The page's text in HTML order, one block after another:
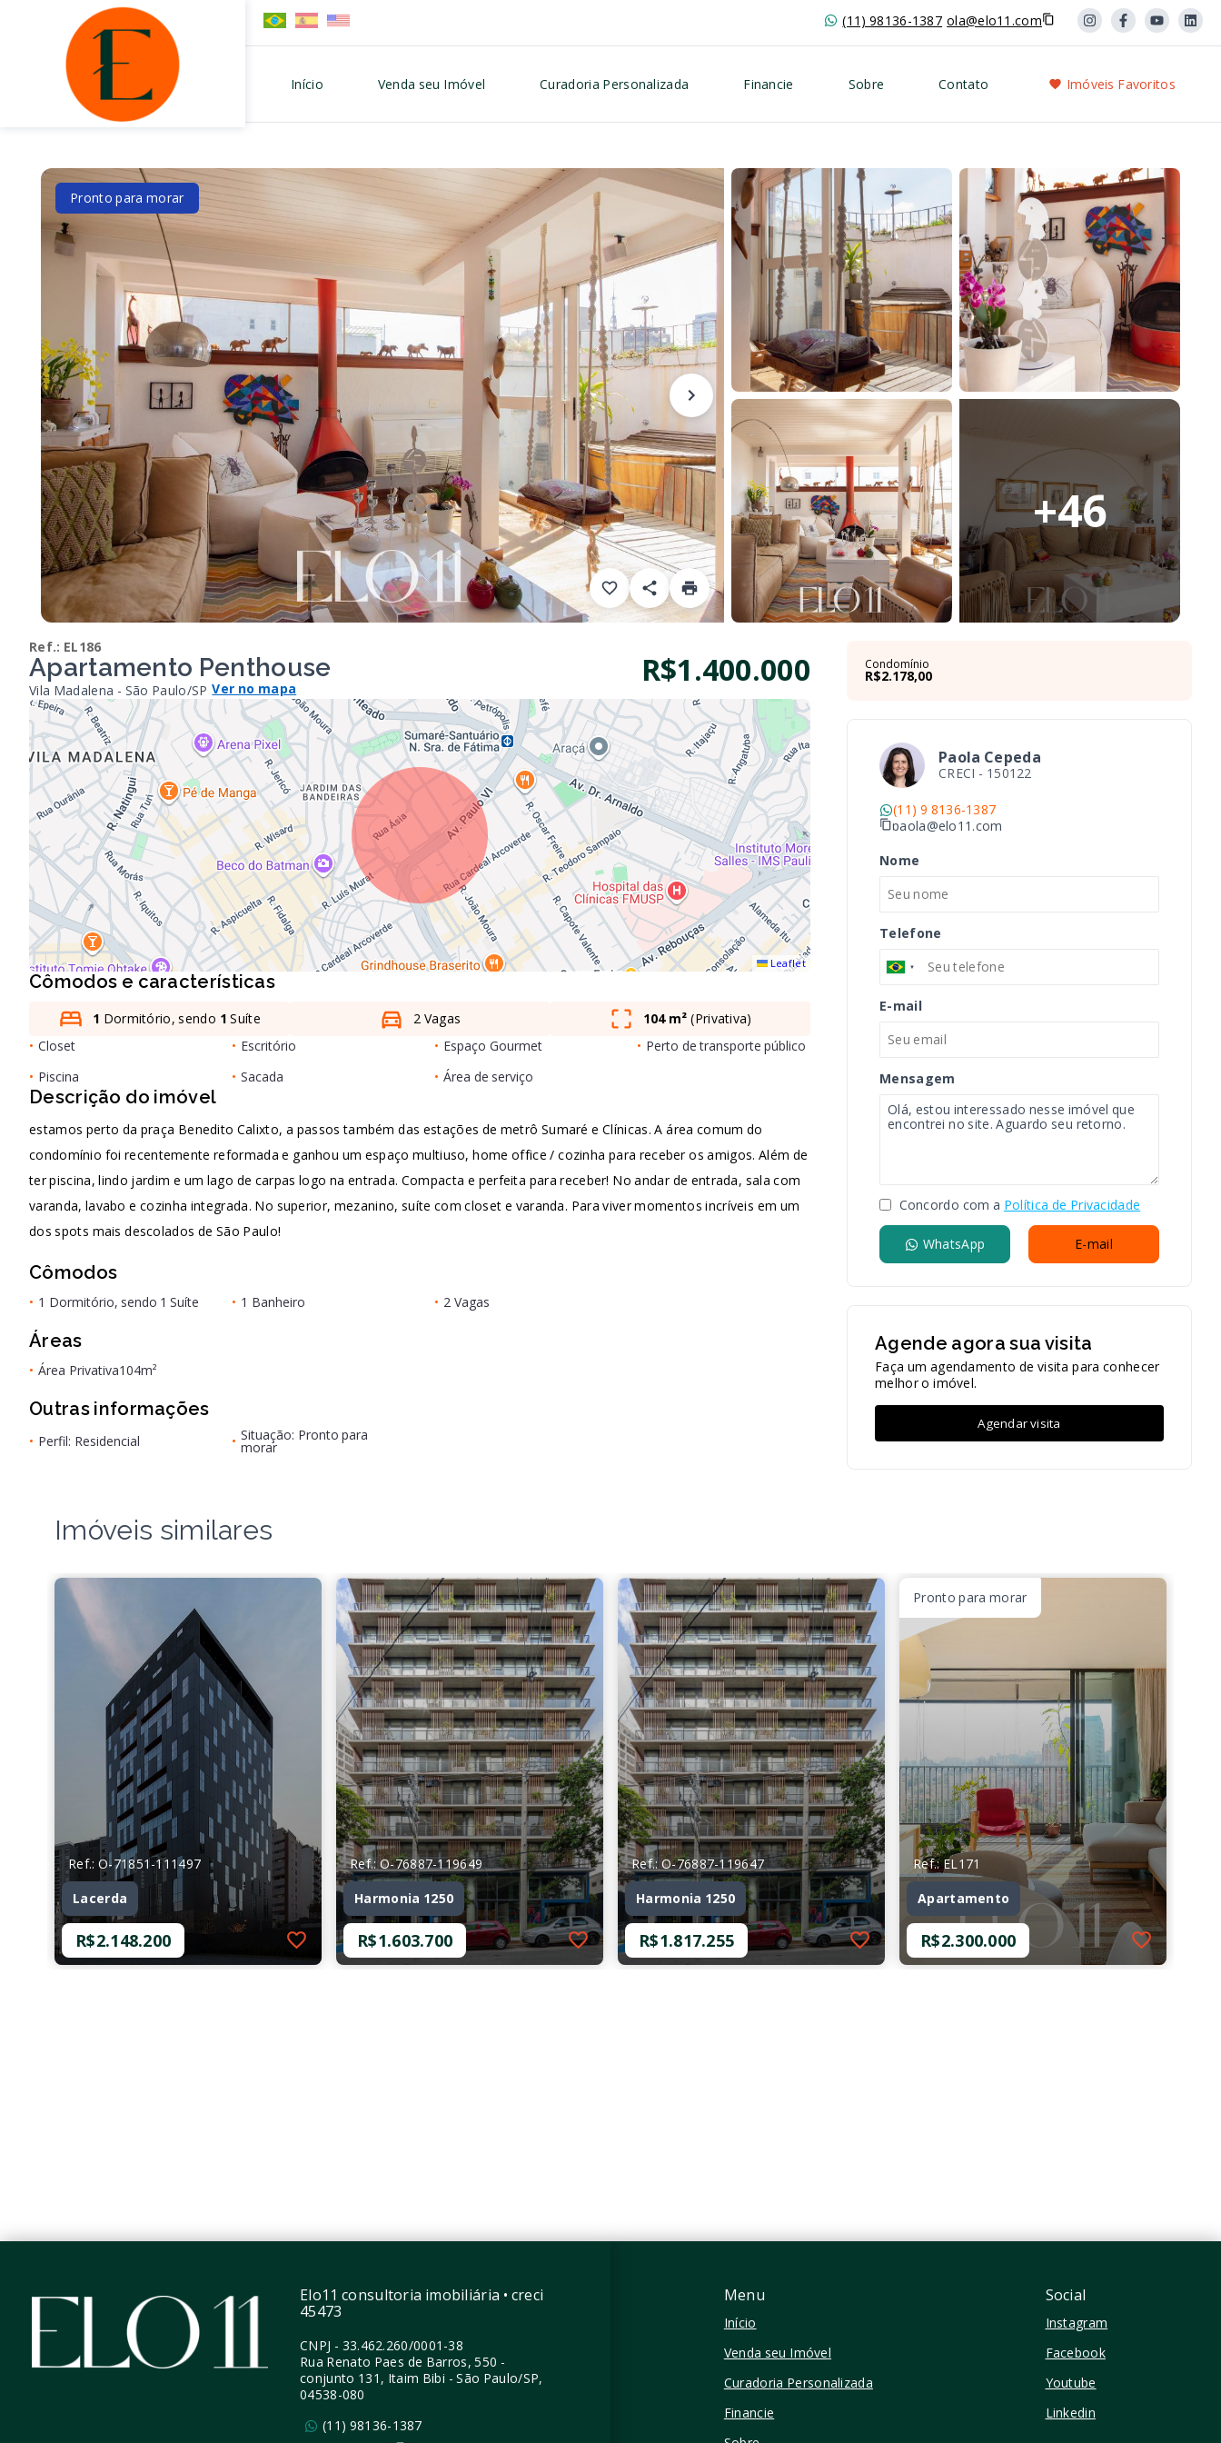
(11) 98136-1387 ola@elo11.com
Início Venda seu Imóvel Curadoria Personalizada Financie Sobre Contato Imóveis Favoritos
Pronto para morar
+46
Ref.: EL186
Apartamento Penthouse
Vila Madalena - São Paulo/SP Ver no mapa R$1.400.000
Leaflet
Cômodos e características
1 Dormitório, sendo 1 Suíte 2 Vagas 104 m² (Privativa)
• Closet • Escritório • Espaço Gourmet • Perto de transporte público
• Piscina • Sacada • Área de serviço
Descrição do imóvel
estamos perto da praça Benedito Calixto, a passos também das estações de metrô Sumaré e Clínicas. A área comum do
condomínio foi recentemente reformada e ganhou um espaço multiuso, home office / cozinha para receber os amigos. Além de
ter piscina, lindo jardim e um lago de carpas logo na entrada. Compacta e perfeita para receber! No andar de entrada, sala com
varanda, lavabo e cozinha integrada. No superior, mezanino, suíte com closet e varanda. Para viver momentos incríveis em um
dos spots mais descolados de São Paulo!
Cômodos
• 1 Dormitório, sendo 1 Suíte • 1 Banheiro • 2 Vagas
Áreas
• Área Privativa104m²
Outras informações
• Perfil: Residencial • Situação: Pronto para
morar
Condomínio
R$2.178,00
Paola Cepeda
CRECI - 150122
(11) 9 8136-1387
paola@elo11.com
Nome
Telefone
E-mail
Mensagem
Concordo com a Política de Privacidade
WhatsApp E-mail
Agende agora sua visita
Faça um agendamento de visita para conhecer
melhor o imóvel.
Agendar visita
Imóveis similares
Ref.: O-71851-111497
Lacerda
R$2.148.200
Ref.: O-76887-119649
Harmonia 1250
R$1.603.700
Ref.: O-76887-119647
Harmonia 1250
R$1.817.255
Pronto para morar
Ref.: EL171
Apartamento
R$2.300.000
Menu
Início
Venda seu Imóvel
Curadoria Personalizada
Financie
Social
Instagram
Facebook
Youtube
Linkedin
Elo11 consultoria imobiliária • creci
45473
CNPJ - 33.462.260/0001-38
Rua Renato Paes de Barros, 550 -
conjunto 131, Itaim Bibi - São Paulo/SP,
04538-080
(11) 98136-1387